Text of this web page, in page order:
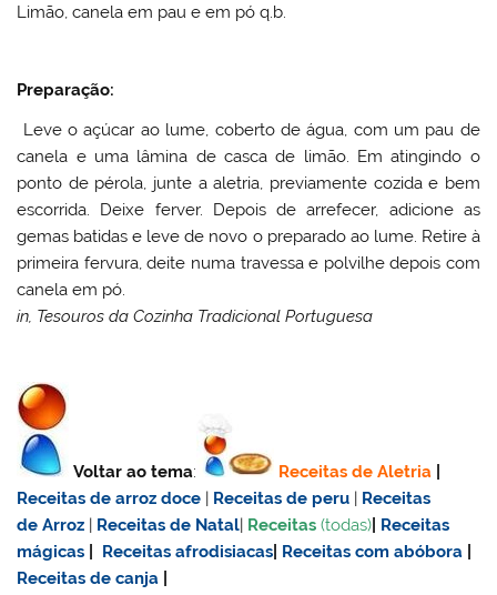
Limão, canela em pau e em pó q.b.
Preparação:
Leve o açúcar ao lume, coberto de água, com um pau de
canela e uma lâmina de casca de limão. Em atingindo o
ponto de pérola, junte a aletria, previamente cozida e bem
escorrida. Deixe ferver. Depois de arrefecer, adicione as
gemas batidas e leve de novo o preparado ao lume. Retire à
primeira fervura, deite numa travessa e polvilhe depois com
canela em pó.
in, Tesouros da Cozinha Tradicional Portuguesa
Voltar ao tema: Receitas de Aletria
Receitas dearroz doce | Receitas de peru | Receitas
de Arroz | Receitas de Natal| Receitas (todas) Receitas
mágicas
Receitas afrodisiacas Receitas com abóbora
Receitas de canja